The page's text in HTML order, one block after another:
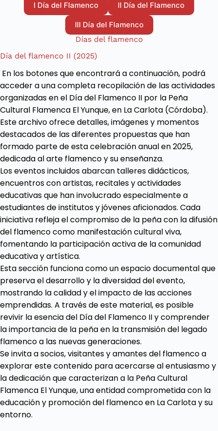
I Día del Flamenco II Día del Flamenco
III Día del Flamenco
Días del flamenco
Día del flamenco II (2025)
En los botones que encontrará a continuación, podrá
acceder a una completa recopilación de las actividades
organizadas en el Día del Flamenco II por la Peña
Cultural Flamenca El Yunque, en La Carlota (Córdoba).
Este archivo ofrece detalles, imágenes y momentos
destacados de las diferentes propuestas que han
formado parte de esta celebración anual en 2025,
dedicada al arte flamenco y su enseñanza.
Los eventos incluidos abarcan talleres didácticos,
encuentros con artistas, recitales y actividades
educativas que han involucrado especialmente a
estudiantes de institutos y jóvenes aficionados. Cada
iniciativa refleja el compromiso de la peña con la difusión
del flamenco como manifestación cultural viva,
fomentando la participación activa de la comunidad
educativa y artística.
Esta sección funciona como un espacio documental que
preserva el desarrollo y la diversidad del evento,
mostrando la calidad y el impacto de las acciones
emprendidas. A través de este material, es posible
revivir la esencia del Día del Flamenco II y comprender
la importancia de la peña en la transmisión del legado
flamenco a las nuevas generaciones.
Se invita a socios, visitantes y amantes del flamenco a
explorar este contenido para acercarse al entusiasmo y
la dedicación que caracterizan a la Peña Cultural
Flamenca El Yunque, una entidad comprometida con la
educación y promoción del flamenco en La Carlota y su
entorno.